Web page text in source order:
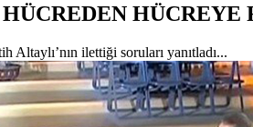
HÜCREYE
ilettiği soruları yanıtladı...